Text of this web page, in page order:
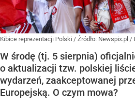
Kibice reprezentacji Polski / Źródło: Newspix.pl /
W środę (tj. 5 sierpnia)
o aktualizacji tzw. polskiej
wydarzeń, zaakceptowanej
Europejską. O czym mowa?